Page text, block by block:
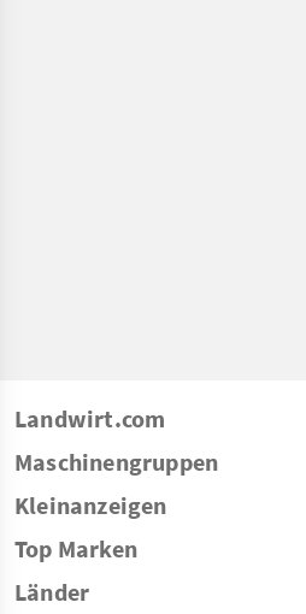
Landwirt.com
Maschinengruppen
Kleinanzeigen
Top Marken
Länder